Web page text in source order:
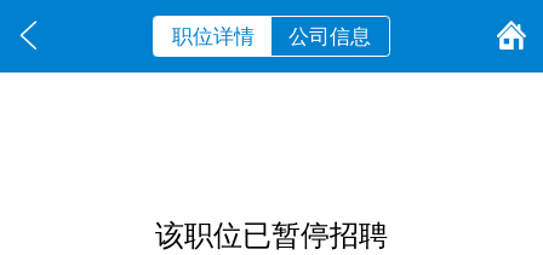
职位详情 公司信息
该职位已暂停招聘